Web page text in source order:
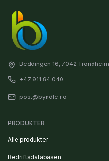
Beddingen 16, 7042 Trondheim
+47 911 94 040
post@byndle.no
PRODUKTER
Alle produkter
Bedriftsdatabasen